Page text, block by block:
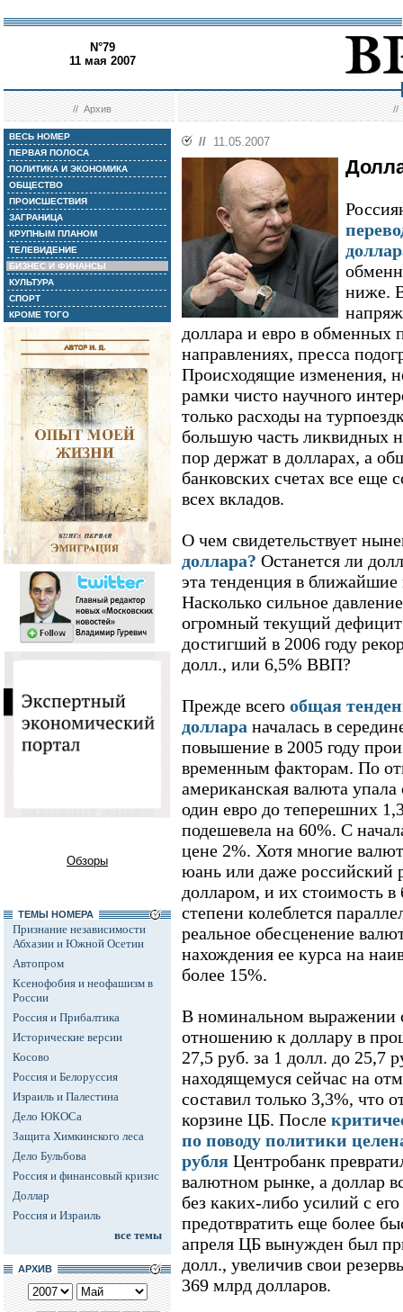
N°79
11 мая 2007
//Архив //
ВЕСЬ НОМЕР
ПЕРВАЯ ПОЛОСА
ПОЛИТИКА И ЭКОНОМИКА
ОБЩЕСТВО
ПРОИСШЕСТВИЯ
ЗАГРАНИЦА
КРУПНЫМ ПЛАНОМ
ТЕЛЕВИДЕНИЕ
БИЗНЕС И ФИНАНСЫ
КУЛЬТУРА
СПОРТ
КРОМЕ ТОГО
Обзоры
ТЕМЫ НОМЕРА
Признание независимости
Абхазии и Южной Осетии
Автопром
Ксенофобия и неофашизм в
России
Россия и Прибалтика
Исторические версии
Косово
Россия и Белоруссия
Израиль и Палестина
Дело ЮКОСа
Защита Химкинского леса
Дело Бульбова
Россия и финансовый кризис
Доллар
Россия и Израиль
все темы
АРХИВ
// 11.05.2007
ниже.
доллара и евро в обменных
направлениях, пресса
Происходящие изменения,
рамки чисто научного
только расходы на
большую часть ликвидных
пор держат в долларах, а
банковских счетах все еще
всех вкладов.
О чем свидетельствует
доллара? Останется ли
эта тенденция в
Насколько сильное
огромный текущий
достигший в 2006 году
долл., или 6,5% ВВП?
Прежде всего общая
доллара началась в
повышение в 2005 году
временным факторам. По
американская валюта
один евро до теперешних
подешевела на 60%. С
цене 2%. Хотя многие
юань или даже российский
долларом, и их стоимость
степени колеблется
реальное обесценение
нахождения ее курса на
более 15%.
В номинальном выражении
отношению к доллару в
27,5 руб. за 1 долл. до
находящемуся сейчас на
составил только 3,3%, что
корзине ЦБ. После
по поводу политики
рубля Центробанк
валютном рынке, а доллар
без каких-либо усилий с
предотвратить еще более
апреля ЦБ вынужден был
долл., увеличив свои
369 млрд долларов.